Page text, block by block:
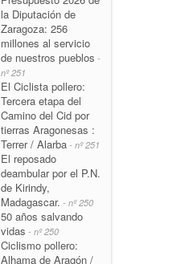
la Diputación de
Zaragoza: 256
millones al servicio
de nuestros pueblos -
nº 251
El Ciclista pollero:
Tercera etapa del
Camino del Cid por
tierras Aragonesas :
Terrer / Alarba - nº 251
El reposado
deambular por el P.N.
de Kirindy,
Madagascar. - nº 250
50 años salvando
vidas - nº 250
Ciclismo pollero:
Alhama de Aragón /